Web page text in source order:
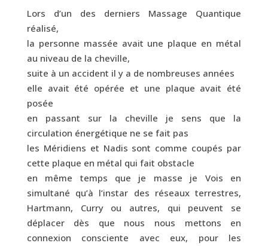
Lors d’un des derniers Massage Quantique
réalisé,
la personne massée avait une plaque en métal
au niveau de la cheville,
suite à un accident il y a de nombreuses années
elle avait été opérée et une plaque avait été
posée
en passant sur la cheville je sens que la
circulation énergétique ne se fait pas
les Méridiens et Nadis sont comme coupés par
cette plaque en métal qui fait obstacle
en même temps que je masse je Vois en
simultané qu’à l’instar des réseaux terrestres,
Hartmann, Curry ou autres, qui peuvent se
déplacer dès que nous nous mettons en
connexion consciente avec eux, pour les